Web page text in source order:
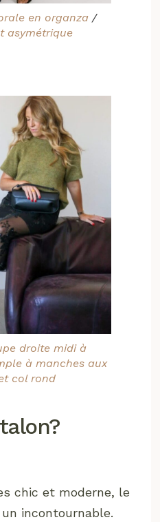
en organza /
asymétrique
droite midi à
à manches aux
col rond
chic et moderne, le
incontournable.